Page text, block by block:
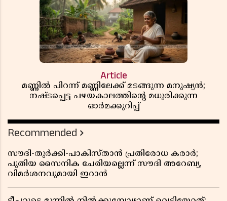
Article
മണ്ണിൽ പിറന്ന് മണ്ണിലേക്ക് മടങ്ങുന്ന മനുഷ്യൻ;
നഷ്ടപ്പെട്ട പഴയകാലത്തിൻ്റെ മധുരിക്കുന്ന
ഓർമക്കുറിപ്പ്
Recommended
സൗദി-തുർക്കി-പാകിസ്താൻ പ്രതിരോധ കരാർ;
പുതിയ സൈനിക ചേരിയല്ലെന്ന് സൗദി അറേബ്യ,
വിമർശനവുമായി ഇറാൻ